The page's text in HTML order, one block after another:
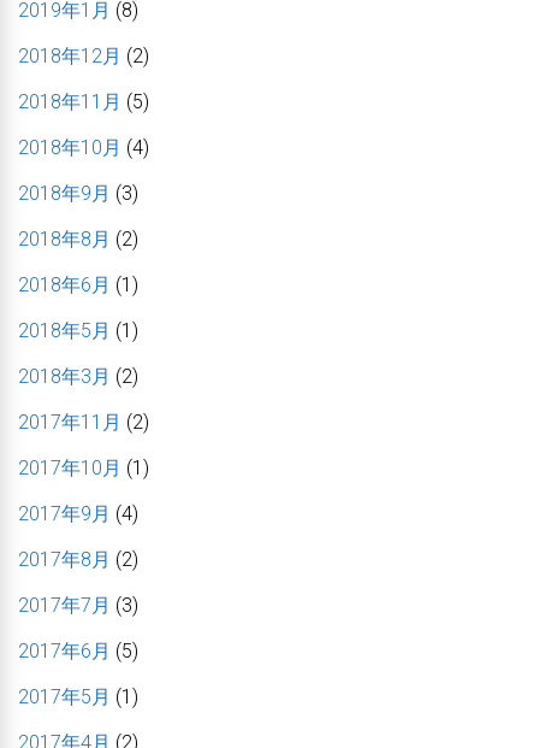
2019年1月 (8)
2018年12月 (2)
2018年11月 (5)
2018年10月 (4)
2018年9月 (3)
2018年8月 (2)
2018年6月 (1)
2018年5月 (1)
2018年3月 (2)
2017年11月 (2)
2017年10月 (1)
2017年9月 (4)
2017年8月 (2)
2017年7月 (3)
2017年6月 (5)
2017年5月 (1)
2017年4月 (2)